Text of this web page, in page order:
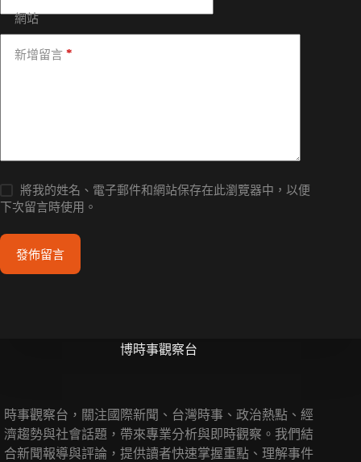
網站
新增留言 *
將我的姓名、電子郵件和網站保存在此瀏覽器中，以便
下次留言時使用。
發佈留言
博時事觀察台
時事觀察台，關注國際新聞、台灣時事、政治熱點、經
濟趨勢與社會話題，帶來專業分析與即時觀察。我們結
合新聞報導與評論，提供讀者快速掌握重點、理解事件